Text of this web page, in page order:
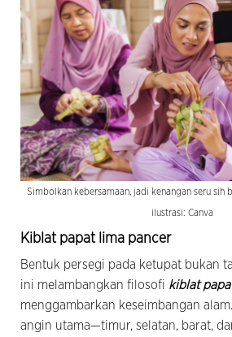
Simbolkan kebersamaan, jadi kenangan seru sih
ilustrasi: Canva
Kiblat papat lima pancer
Bentuk persegi pada ketupat bukan
ini melambangkan filosofi kiblat
menggambarkan keseimbangan
angin utama—timur, selatan, barat,